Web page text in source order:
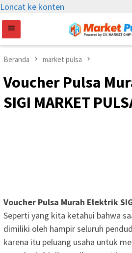
Loncat ke konten
Beranda market pulsa
Voucher Pulsa
SIGI MARKET
Voucher Pulsa Murah Elektrik
Seperti yang kita ketahui bahwa
dimiliki oleh hampir seluruh
karena itu peluang usaha untuk